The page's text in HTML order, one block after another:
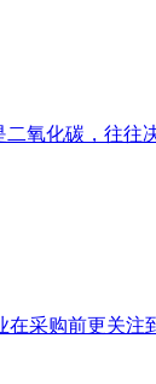
氧化碳，往
采购前更关